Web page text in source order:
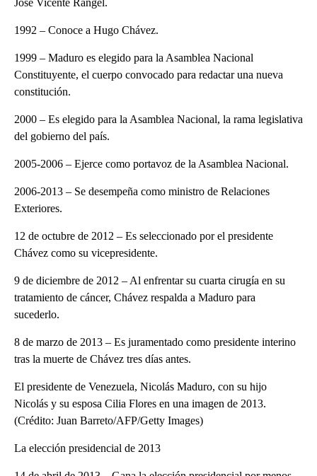
1992 – Conoce a Hugo Chávez.
1999 – Maduro es elegido para la Asamblea Nacional
Constituyente, el cuerpo convocado para redactar una nueva
constitución.
2000 – Es elegido para la Asamblea Nacional, la rama legislativa
del gobierno del país.
2005-2006 – Ejerce como portavoz de la Asamblea Nacional.
2006-2013 – Se desempeña como ministro de Relaciones
Exteriores.
12 de octubre de 2012 – Es seleccionado por el presidente
Chávez como su vicepresidente.
9 de diciembre de 2012 – Al enfrentar su cuarta cirugía en su
tratamiento de cáncer, Chávez respalda a Maduro para
sucederlo.
8 de marzo de 2013 – Es juramentado como presidente interino
tras la muerte de Chávez tres días antes.
El presidente de Venezuela, Nicolás Maduro, con su hijo
Nicolás y su esposa Cilia Flores en una imagen de 2013.
(Crédito: Juan Barreto/AFP/Getty Images)
La elección presidencial de 2013